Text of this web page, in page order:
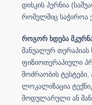
დისკის ჰერნია
რომელშიც საჭიროა
როგორ ხდება
მანუალურ თერაპიას
ფიზიოთერაპიული
მოძრაობის
ლოკალიზაცია
მოდულარული ან